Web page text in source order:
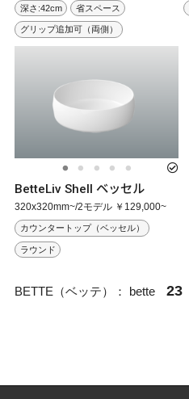
深さ:42cm 省スペース
グリップ追加可（両側）
BetteLiv Shell ベッセル
320x320mm~/2モデル ￥129,000~
カウンタートップ（ベッセル）
ラウンド
BETTE（ベッテ）： bette 23